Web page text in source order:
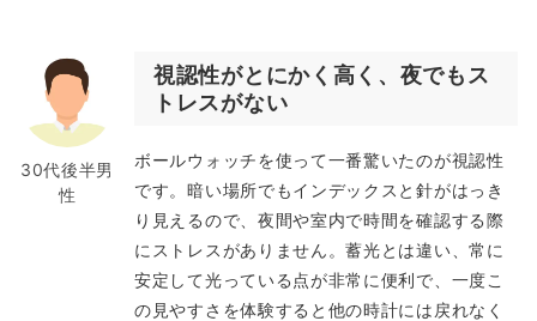
30代後半男
性
視認性がとにかく高く、夜でもス
トレスがない
ボールウォッチを使って一番驚いたのが視認性
です。暗い場所でもインデックスと針がはっき
り見えるので、夜間や室内で時間を確認する際
にストレスがありません。蓄光とは違い、常に
安定して光っている点が非常に便利で、一度こ
の見やすさを体験すると他の時計には戻れなく